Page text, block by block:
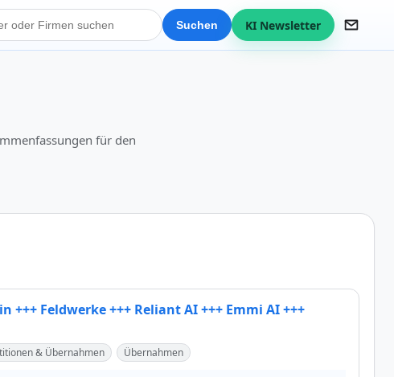
Suchen KI Newsletter
für den
+++ Feldwerke +++ Reliant AI +++ Emmi AI +++
& Übernahmen Übernahmen